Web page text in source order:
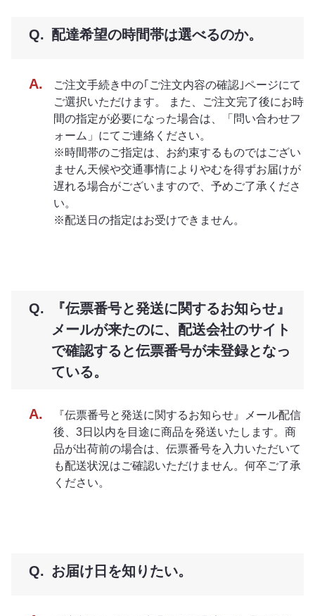
配達希望の時間帯は選べるのか。
ご注文手続き中の｢ご注文内容の確認｣ページにて
ご選択いただけます。 また、ご注文完了後にお時
間の指定が必要になった場合は、「問い合わせフ
ォーム」にてご連絡ください。
※時間帯のご指定は、お約束するものではござい
ません天候や交通事情によりやむを得ずお届けが
遅れる場合がございますので、予めご了承くださ
い。
※配送日の指定はお受けできません。
『伝票番号と発送に関するお知らせ』
メールが来たのに、配送会社のサイト
で確認すると伝票番号が未登録となっ
ている。
『伝票番号と発送に関するお知らせ』メール配信
後、3日以内を目途に商品を発送いたします。商
品が出荷前の場合は、伝票番号を入力いただいて
も配送状況はご確認いただけません。何卒ご了承
ください。
お届け日を知りたい。